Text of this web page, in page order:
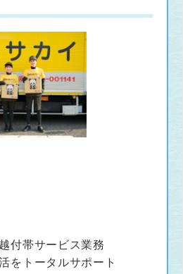
付帯サービス業務
をトータルサポート